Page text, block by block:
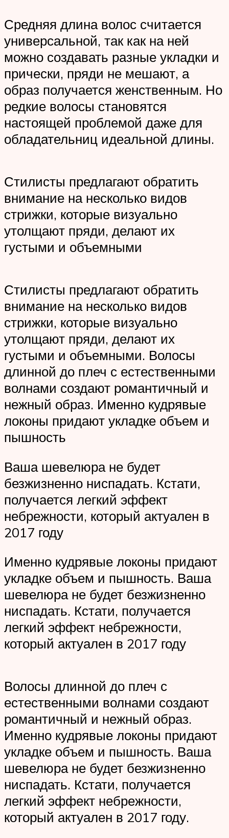
Средняя длина волос считается
универсальной, так как на ней
можно создавать разные укладки и
прически, пряди не мешают, а
образ получается женственным. Но
редкие волосы становятся
настоящей проблемой даже для
обладательниц идеальной длины.
Стилисты предлагают обратить
внимание на несколько видов
стрижки, которые визуально
утолщают пряди, делают их
густыми и объемными
Стилисты предлагают обратить
внимание на несколько видов
стрижки, которые визуально
утолщают пряди, делают их
густыми и объемными. Волосы
длинной до плеч с естественными
волнами создают романтичный и
нежный образ. Именно кудрявые
локоны придают укладке объем и
пышность
Ваша шевелюра не будет
безжизненно ниспадать. Кстати,
получается легкий эффект
небрежности, который актуален в
2017 году
Именно кудрявые локоны придают
укладке объем и пышность. Ваша
шевелюра не будет безжизненно
ниспадать. Кстати, получается
легкий эффект небрежности,
который актуален в 2017 году
Волосы длинной до плеч с
естественными волнами создают
романтичный и нежный образ.
Именно кудрявые локоны придают
укладке объем и пышность. Ваша
шевелюра не будет безжизненно
ниспадать. Кстати, получается
легкий эффект небрежности,
который актуален в 2017 году.